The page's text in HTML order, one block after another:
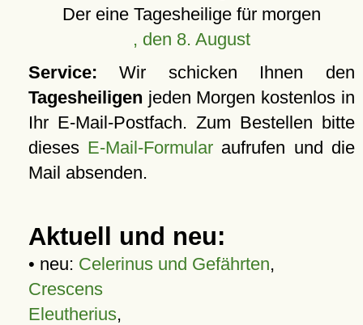
Der eine Tagesheilige für morgen
, den 8. August
Service: Wir schicken Ihnen den
Tagesheiligen jeden Morgen kostenlos in
Ihr E-Mail-Postfach. Zum Bestellen bitte
dieses E-Mail-Formular aufrufen und die
Mail absenden.
Aktuell und neu:
• neu: Celerinus und Gefährten,
Crescens
Eleutherius,